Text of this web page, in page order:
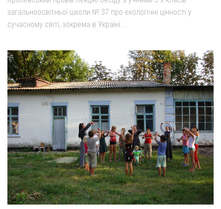
загальноосвітньої школи № 37 про екологічні цінності у
сучасному світі, зокрема в Україні....